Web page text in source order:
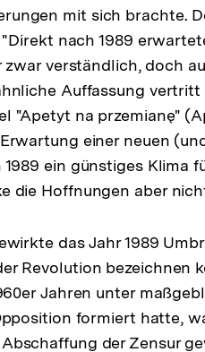
mit sich brachte.
nach 1989
zwar verständlich, doch
Auffassung
"Apetyt na przemianę"
einer neuen
ein günstiges Klima
die Hoffnungen aber
das Jahr 1989
Revolution bezeichnen
Jahren unter
formiert hatte,
der Zensur